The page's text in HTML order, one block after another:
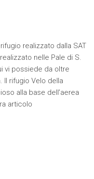
realizzato dalla SAT
nelle Pale di S.
vi possiede da oltre
Il rifugio Velo della
alla base dell’aerea
articolo